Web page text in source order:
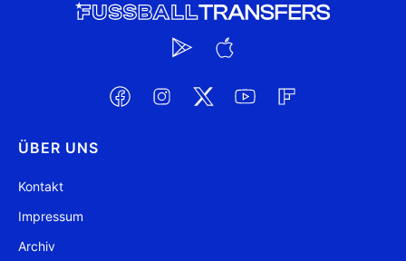
ÜBER UNS
Kontakt
Impressum
Archiv